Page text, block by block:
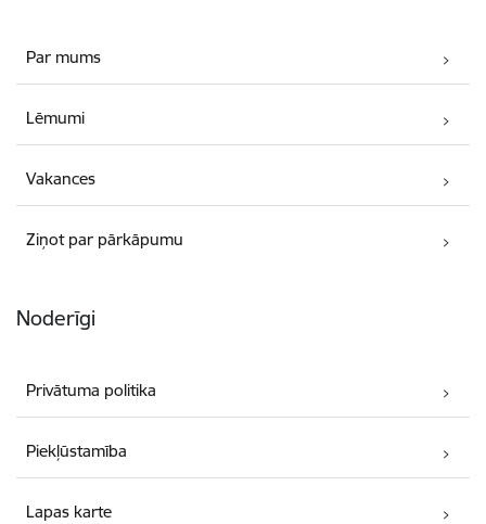
Par mums
Lēmumi
Vakances
Ziņot par pārkāpumu
Noderīgi
Privātuma politika
Piekļūstamība
Lapas karte